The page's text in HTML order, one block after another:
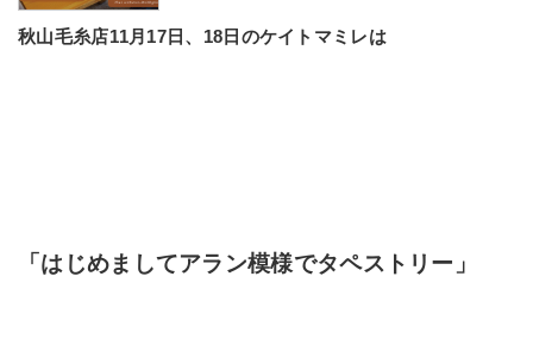
秋山毛糸店11月17日、18日のケイトマミレは
「はじめましてアラン模様でタペストリー」